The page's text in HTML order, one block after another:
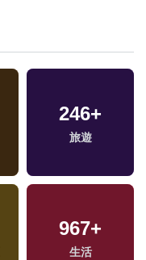
246+
旅遊
967+
生活